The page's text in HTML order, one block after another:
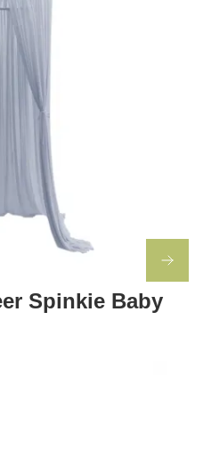
Spinkie Baby